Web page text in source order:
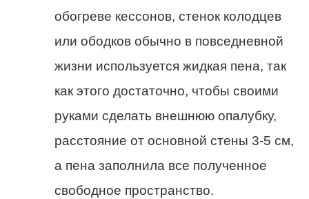
обогреве кессонов, стенок колодцев
или ободков обычно в повседневной
жизни используется жидкая пена, так
как этого достаточно, чтобы своими
руками сделать внешнюю опалубку,
расстояние от основной стены 3-5 см,
а пена заполнила все полученное
свободное пространство.